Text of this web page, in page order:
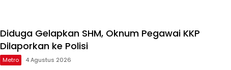
Diduga Gelapkan SHM, Oknum Pegawai KKP
Dilaporkan ke Polisi
Metro 4 Agustus 2026